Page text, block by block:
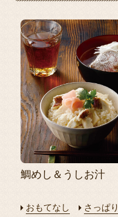
鯛めし＆うしお汁
おもてなし
さっぱり